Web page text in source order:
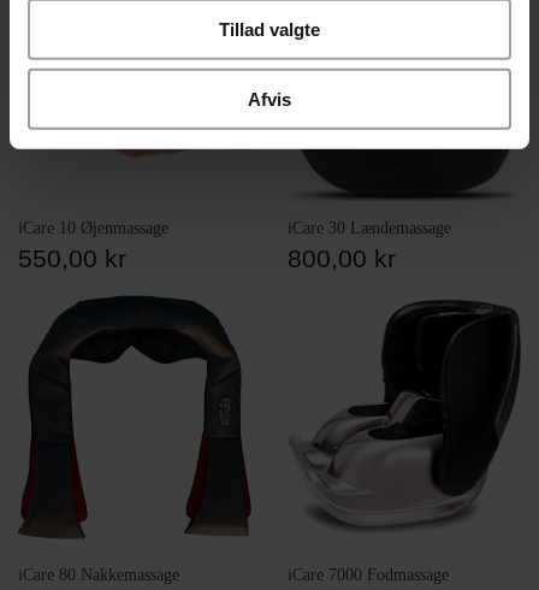
Tillad valgte
Afvis
iCare 10 Øjenmassage
550,00 kr
iCare 30 Lændemassage
800,00 kr
iCare 80 Nakkemassage iCare 7000 Fodmassage